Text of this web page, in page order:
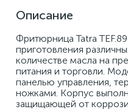
Описание
Фритюрница Tatra
приготовления
количестве масла на
питания и торговли.
панелью управления,
ножками. Корпус
защищающей от